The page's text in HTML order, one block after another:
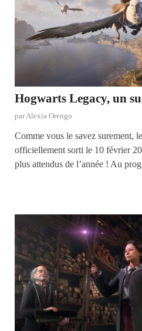
Hogwarts Legacy, un
parAlexia Orengo
Comme vous le savez surement,
officiellement sorti le 10 février
plus attendus de l’année ! Au